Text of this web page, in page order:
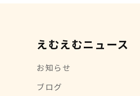
えむえむニュース
お知らせ
ブログ